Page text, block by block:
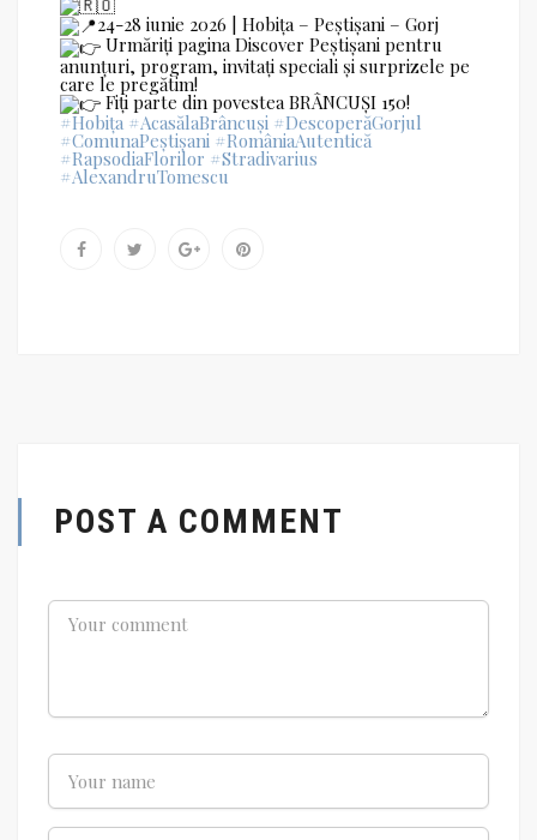
24-28 iunie 2026 | Hobița – Peștișani – Gorj
Urmăriți pagina Discover Peștișani pentru
anunțuri, program, invitați speciali și surprizele pe
care le pregătim!
Fiți parte din povestea BRÂNCUȘI 150!
#Hobița #AcasălaBrâncuși #DescoperăGorjul
#ComunaPeștișani #RomâniaAutentică
#RapsodiaFlorilor #Stradivarius
#AlexandruTomescu
POST A COMMENT